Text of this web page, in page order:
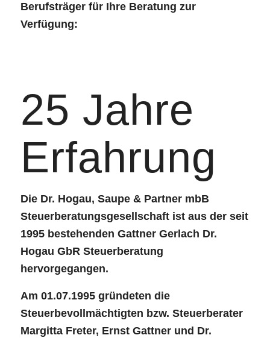
Berufsträger für Ihre Beratung zur
Verfügung:
25 Jahre
Erfahrung
Die Dr. Hogau, Saupe & Partner mbB
Steuerberatungs­­gesellschaft ist aus der seit
1995 bestehenden Gattner Gerlach Dr.
Hogau GbR Steuerberatung
hervorgegangen.
Am 01.07.1995 gründeten die
Steuerbevollmächtigten bzw. Steuerberater
Margitta Freter, Ernst Gattner und Dr.